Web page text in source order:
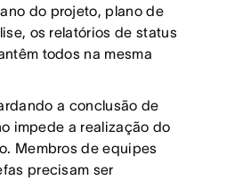
do projeto, plano de
os relatórios de status
todos na mesma
a conclusão de
impede a realização do
Membros de equipes
precisam ser